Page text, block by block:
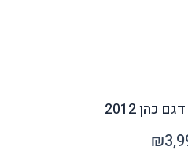
כהן 2012
₪